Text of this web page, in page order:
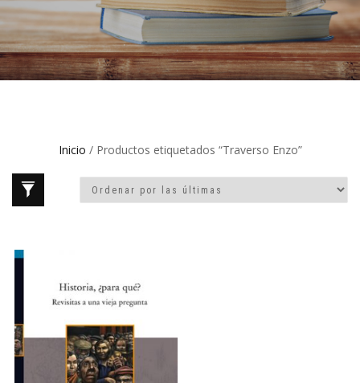
Inicio / Productos etiquetados “Traverso Enzo”